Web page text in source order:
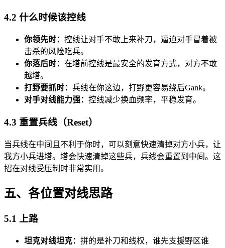
4.2 什么时候该控线
你领先时： 控线让对手不敢上来补刀，逼迫对手冒着被
击杀的风险吃兵。
你落后时： 在塔前控线是最安全的发育方式，对方不敢
越塔。
打野要抓时： 兵线在你这边，打野更容易绕后Gank。
对手对线能力强： 控线减少换血频率，平稳发育。
4.3 重置兵线（Reset）
当兵线在中间且不利于你时，可以刻意快速清掉对方小兵，让
我方小兵进塔。塔会快速清掉这些兵，兵线会重置到中间。这
招在对线受压制时非常实用。
五、各位置对线思路
5.1 上路
坦克对线坦克： 拼的是补刀和线权，谁先支援野区谁